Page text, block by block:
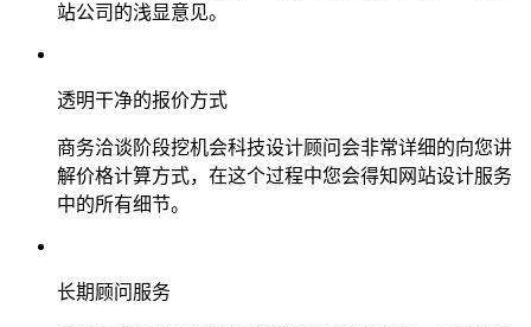
站公司的浅显意见。
透明干净的报价方式
商务洽谈阶段挖机会科技设计顾问会非常详细的向您讲
解价格计算方式，在这个过程中您会得知网站设计服务
中的所有细节。
长期顾问服务